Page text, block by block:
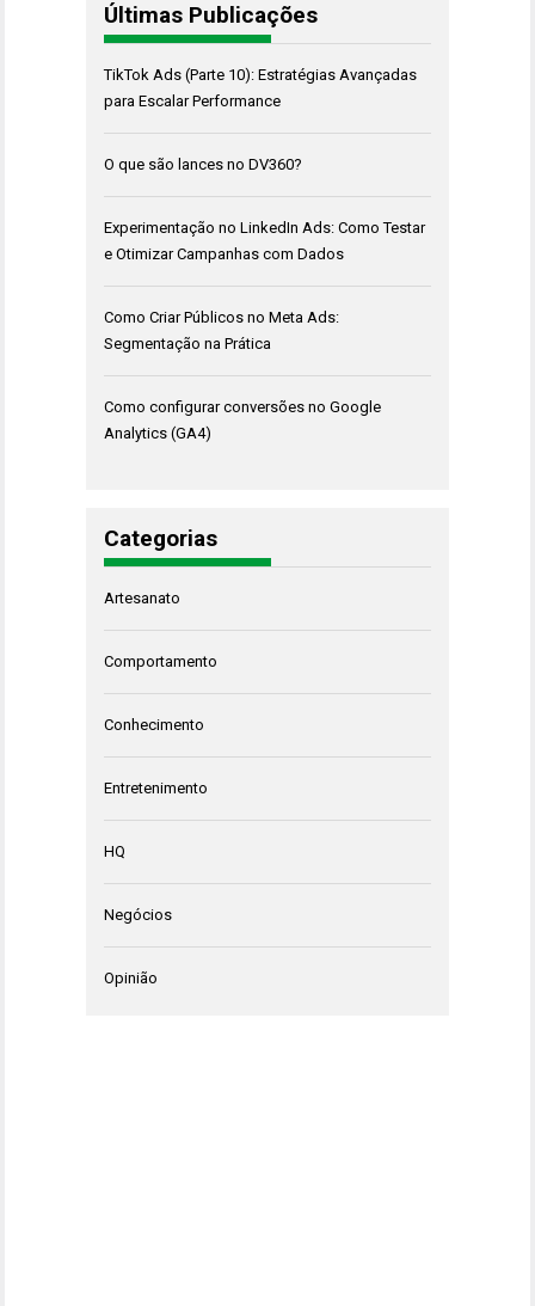
Últimas Publicações
TikTok Ads (Parte 10): Estratégias Avançadas
para Escalar Performance
O que são lances no DV360?
Experimentação no LinkedIn Ads: Como Testar
e Otimizar Campanhas com Dados
Como Criar Públicos no Meta Ads:
Segmentação na Prática
Como configurar conversões no Google
Analytics (GA4)
Categorias
Artesanato
Comportamento
Conhecimento
Entretenimento
HQ
Negócios
Opinião